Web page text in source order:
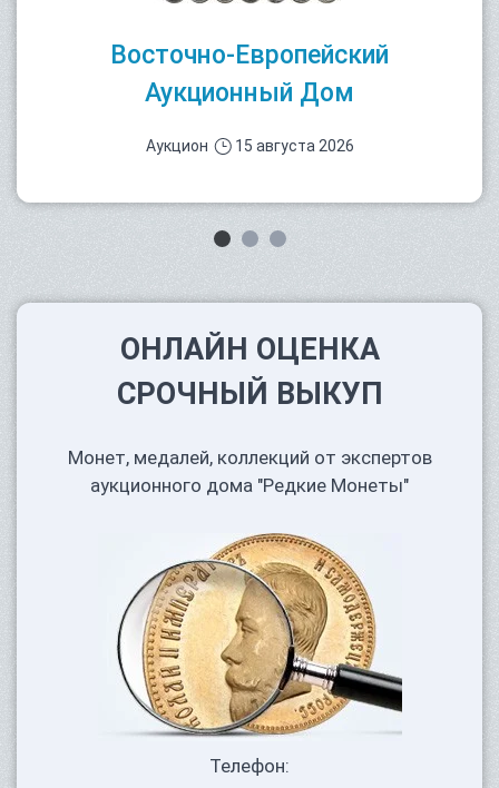
Восточно-Европейский
Аукционный Дом
Аукцион 15 августа 2026
ОНЛАЙН ОЦЕНКА
СРОЧНЫЙ ВЫКУП
Монет, медалей, коллекций от экспертов
аукционного дома "Редкие Монеты"
Телефон: